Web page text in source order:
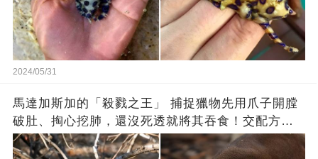
2024/05/31
馬達加斯加的「殺戮之王」 捕捉獵物先用爪子開膛
破肚、掏心挖肺，還沒死透就將其吞食！交配方式
更是讓人大吃一驚